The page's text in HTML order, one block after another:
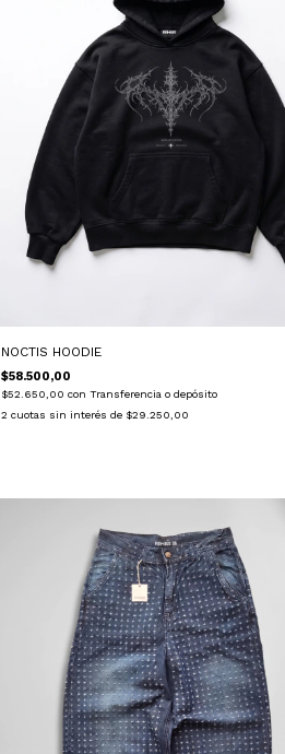
NOCTIS HOODIE
$58.500,00
$52.650,00 con Transferencia o depósito
2 cuotas sin interés de $29.250,00